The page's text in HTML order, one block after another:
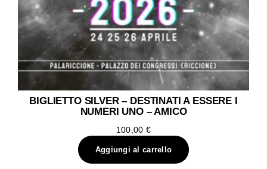
BIGLIETTO SILVER – DESTINATI A ESSERE I
NUMERI UNO – AMICO
100,00 €
Aggiungi al carrello